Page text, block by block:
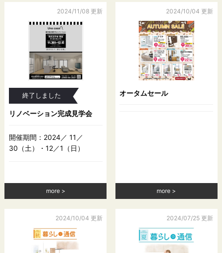
（3）その他法令に違反することとなる場合
前項の定めにかかわらず，履歴情報および特性情報などの個人
情報以外の情報については，原則として開示いたしません。
第６条（個人情報の訂正および削除）
ユーザーは，当社の保有する自己の個人情報が誤った情報であ
る場合には，当社が定める手続きにより，当社に対して個人情
報の訂正または削除を請求することができます。
当社は，ユーザーから前項の請求を受けてその請求に応じる必
または削除を行い，これをユーザーに通知します。
当社は，本人から，個人情報が，利用目的の範囲を超えて取り
扱われているという理由，または不正の手段により取得された
ものであるという理由により，その利用の停止または消去（以
下，「利用停止等」といいます。）を求められた場合には，遅
滞なく必要な調査を行い，その結果に基づき，個人情報の利用
停止等を行い，その旨本人に通知します。ただし，個人情報の
利用停止等に多額の費用を有する場合その他利用停止等を行う
2024/11/08 更新
終了しました
リノベーション完成見学会
開催期間：2024／ 11／
30（土）・12／1（日）
more
2024/10/04 更新
オータムセール
more
2024/10/04 更新 2024/07/25 更新